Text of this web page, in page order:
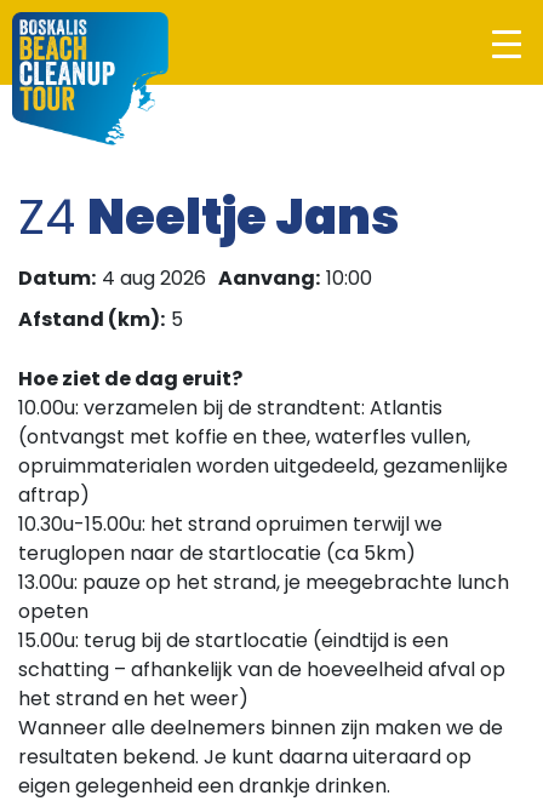
Z4 Neeltje Jans
Datum: 4 aug 2026 Aanvang: 10:00
Afstand (km): 5
Hoe ziet de dag eruit?
10.00u: verzamelen bij de strandtent: Atlantis
(ontvangst met koffie en thee, waterfles vullen,
opruimmaterialen worden uitgedeeld, gezamenlijke
aftrap)
10.30u-15.00u: het strand opruimen terwijl we
teruglopen naar de startlocatie (ca 5km)
13.00u: pauze op het strand, je meegebrachte lunch
opeten
15.00u: terug bij de startlocatie (eindtijd is een
schatting – afhankelijk van de hoeveelheid afval op
het strand en het weer)
Wanneer alle deelnemers binnen zijn maken we de
resultaten bekend. Je kunt daarna uiteraard op
eigen gelegenheid een drankje drinken.